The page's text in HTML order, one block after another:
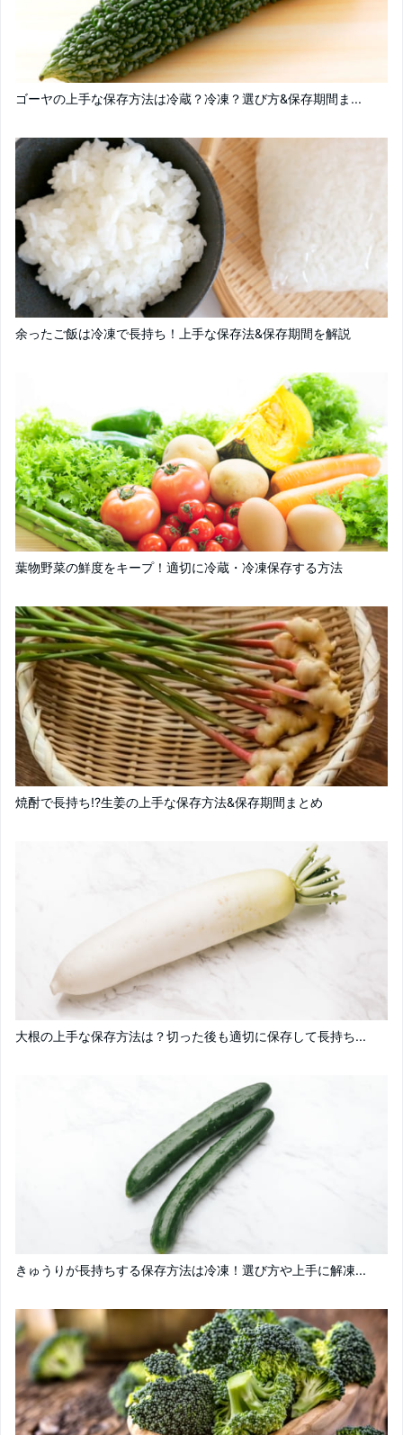
ゴーヤの上手な保存方法は冷蔵？冷凍？選び方&保存期間ま...
余ったご飯は冷凍で長持ち！上手な保存法&保存期間を解説
葉物野菜の鮮度をキープ！適切に冷蔵・冷凍保存する方法
焼酎で長持ち!?生姜の上手な保存方法&保存期間まとめ
大根の上手な保存方法は？切った後も適切に保存して長持ち...
きゅうりが長持ちする保存方法は冷凍！選び方や上手に解凍...